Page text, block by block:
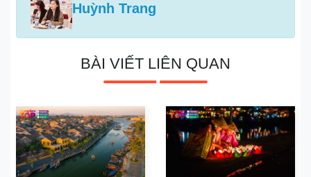
Huỳnh Trang
BÀI VIẾT LIÊN QUAN